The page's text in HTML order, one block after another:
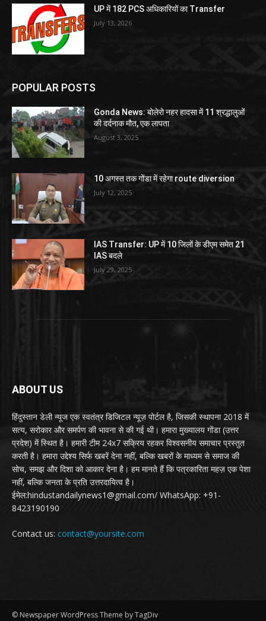
UP में 182 PCS अधिकारियों का Transfer
July 13, 2026
POPULAR POSTS
Gonda News: बोलेरो नहर हादसा में 11 श्रद्धालुओं
की दर्दनाक मौत, एक लापता
August 3, 2025
10 अगस्त तक गोंडा में रहेगा route diversion
July 12, 2025
IAS Transfer: UP में 10 जिलों के डीएम समेत 21
IAS बदले
July 29, 2025
ABOUT US
हिंदुस्तान डेली न्यूज एक स्वतंत्र डिजिटल न्यूज़ पोर्टल है, जिसकी स्थापना 2018 में
सत्य, सरोकार और समर्पण की भावना से की गई थी। हमारा मुख्यालय गोंडा (उत्तर
प्रदेश) में स्थित है। हमारी टीम 24x7 सक्रिय रहकर विश्वसनीय समाचार प्रस्तुत
करती है। हमारा उद्देश्य सिर्फ खबरें देना नहीं, बल्कि खबरों के माध्यम से समाज की
सोच, समझ और दिशा को आकार देना है। हम मानते हैं कि पत्रकारिता महज़ एक पेशा
नहीं, बल्कि जनता के प्रति उत्तरदायित्व है।
ईमेल:hindustandailynews1@gmail.com/ WhatsApp: +91-
8423190190
Contact us: contact@yoursite.com
© Newspaper WordPress Theme by TagDiv